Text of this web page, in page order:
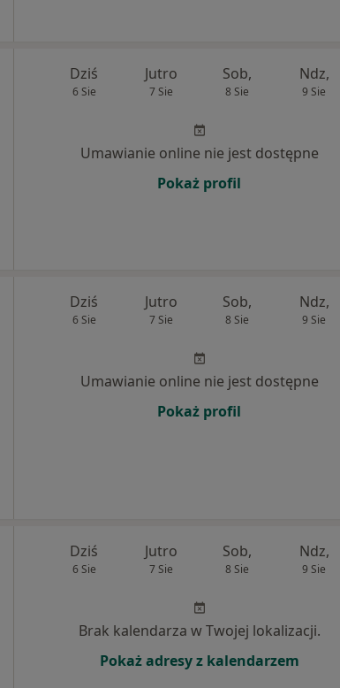
Dziś
6 Sie
Jutro
7 Sie
Sob,
8 Sie
Ndz,
9 Sie
Umawianie online nie jest dostępne
Pokaż profil
Dziś
6 Sie
Jutro
7 Sie
Sob,
8 Sie
Ndz,
9 Sie
Umawianie online nie jest dostępne
Pokaż profil
Dziś
6 Sie
Jutro
7 Sie
Sob,
8 Sie
Ndz,
9 Sie
Brak kalendarza w Twojej lokalizacji.
Pokaż adresy z kalendarzem